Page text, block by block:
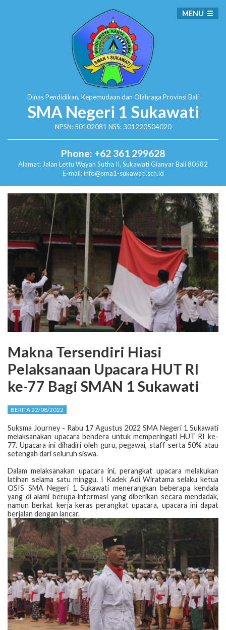
Dinas Pendidikan, Kepemudaan dan Olahraga Provinsi Bali
SMA Negeri 1 Sukawati
NPSN: 50102081 NSS: 301220504020
Phone: +62 361 299628
Alamat: Jalan Lettu Wayan Sutha II, SukawatiGianyar Bali 80582
E-mail: info@sma1-sukawati.sch.id
MENU
Makna Tersendiri Hiasi
Pelaksanaan Upacara HUT RI
ke-77 Bagi SMAN 1 Sukawati
BERITA 22/08/2022
Suksma Journey - Rabu 17 Agustus 2022 SMA Negeri 1 Sukawati
melaksanakan upacara bendera untuk memperingati HUT RI ke-
77. Upacara ini dihadiri oleh guru, pegawai, staff serta 50% atau
setengah dari seluruh siswa.
Dalam melaksanakan upacara ini, perangkat upacara melakukan
latihan selama satu minggu. I Kadek Adi Wiratama selaku ketua
OSIS SMA Negeri 1 Sukawati menerangkan beberapa kendala
yang di alami berupa informasi yang diberikan secara mendadak,
namun berkat kerja keras perangkat upacara, upacara ini dapat
berjalan dengan lancar.